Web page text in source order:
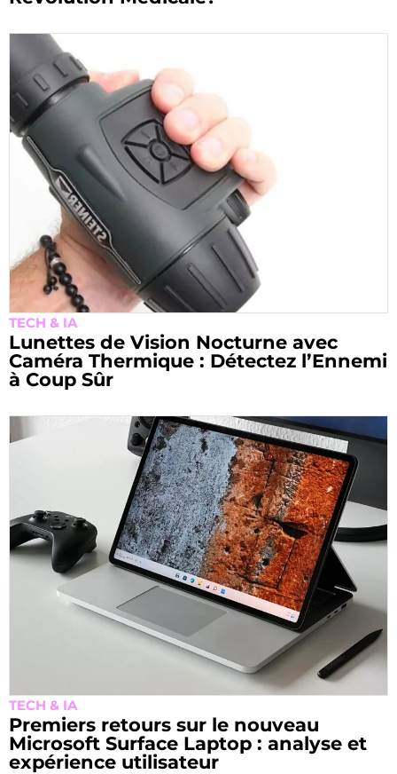
TECH & IA
Lunettes de Vision Nocturne avec
Caméra Thermique : Détectez l’Ennemi
à Coup Sûr
TECH & IA
Premiers retours sur le nouveau
Microsoft Surface Laptop : analyse et
expérience utilisateur